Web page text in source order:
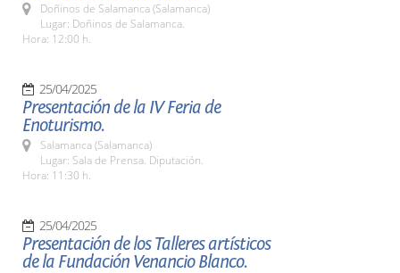
Doñinos de Salamanca (Salamanca)
Lugar: Doñinos de Salamanca.
Hora: 12:00 h.
25/04/2025
Presentación de la IV Feria de
Enoturismo.
Salamanca (Salamanca)
Lugar: Sala de Prensa. Diputación.
Hora: 11:30 h.
25/04/2025
Presentación de los Talleres artísticos
de la Fundación Venancio Blanco.